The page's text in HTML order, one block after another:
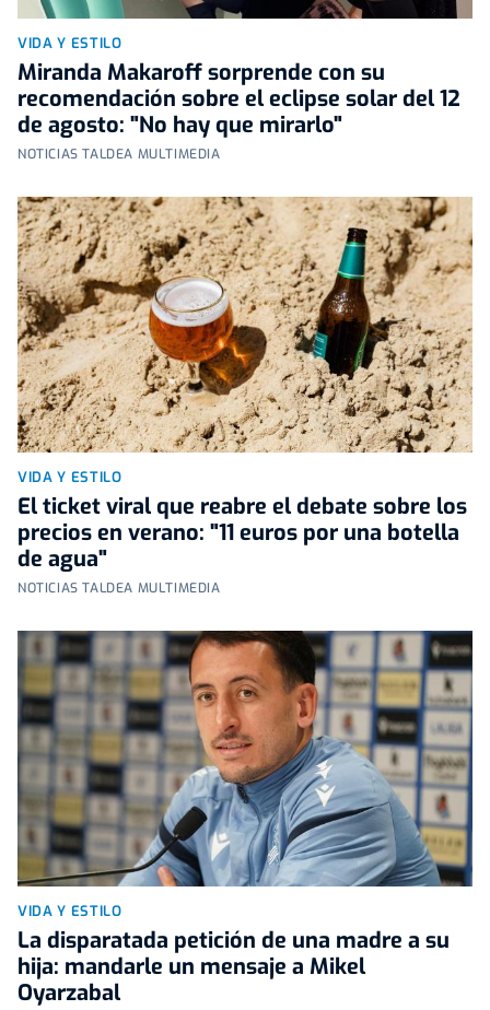
VIDA Y ESTILO
Miranda Makaroff sorprende con su
recomendación sobre el eclipse solar del 12
de agosto: "No hay que mirarlo"
NOTICIAS TALDEA MULTIMEDIA
VIDA Y ESTILO
El ticket viral que reabre el debate sobre los
precios en verano: "11 euros por una botella
de agua"
NOTICIAS TALDEA MULTIMEDIA
VIDA Y ESTILO
La disparatada petición de una madre a su
hija: mandarle un mensaje a Mikel
Oyarzabal